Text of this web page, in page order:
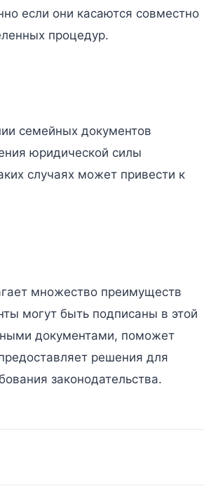
если они касаются совместно
процедур.
семейных документов
юридической силы
случаях может привести к
множество преимуществ
могут быть подписаны в этой
документами, поможет
решения для
законодательства.